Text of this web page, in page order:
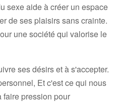
sexe aide à créer un espace
de ses plaisirs sans crainte.
une société qui valorise le
ses désirs et à s'accepter.
Et c'est ce qui nous
faire pression pour